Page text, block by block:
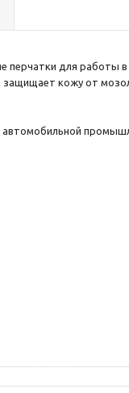
перчатки для работы
кожу от